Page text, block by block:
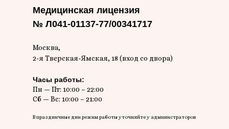
Медицинская лицензия
№ Л041-01137-77/00341717
Москва,
2-я Тверская-Ямская, 18 (вход со двора)
Часы работы:
Пн — Пт: 10:00 – 22:00
Сб — Вс: 10:00 – 21:00
В праздничные дни режим работы уточняйте у администраторов